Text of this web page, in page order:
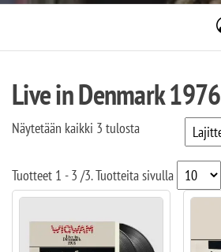
Live in Denmark 1976
Näytetään kaikki 3 tulosta
Tuotteet 1 - 3 /3. Tuotteita sivulla